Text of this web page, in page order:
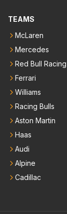
TEAMS
McLaren
Mercedes
Red Bull Racing
Ferrari
Williams
Racing Bulls
Aston Martin
Haas
Audi
Alpine
Cadillac